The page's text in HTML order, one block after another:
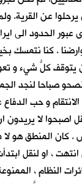
عن القرية.
الحدود الى
. كنا نتمسك
كلُّ شيء و
صباحا لنجد
و حب
اصبحوا لا
كان المنطق هو لا
انتهت ، او لنقل
النظام ،